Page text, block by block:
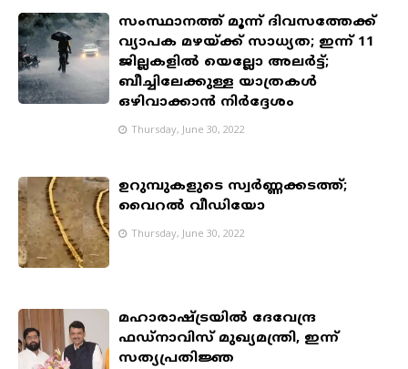
സംസ്ഥാനത്ത് മൂന്ന് ദിവസത്തേക്ക്
വ്യാപക മഴയ്ക്ക് സാധ്യത; ഇന്ന് 11
ജില്ലകളിൽ യെല്ലോ അലർട്ട്;
ബീച്ചിലേക്കുള്ള യാത്രകൾ
ഒഴിവാക്കാൻ നിർദ്ദേശം
Thursday, June 30, 2022
ഉറുമ്പുകളുടെ സ്വർണ്ണക്കടത്ത്;
വൈറൽ വീഡിയോ
Thursday, June 30, 2022
മഹാരാഷ്ട്രയിൽ ദേവേന്ദ്ര
ഫഡ്നാവിസ് മുഖ്യമന്ത്രി, ഇന്ന്
സത്യപ്രതിജ്ഞ